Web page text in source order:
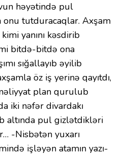
həyətində pul
onu tutduracaqlar. Axşam
yanını kəsdirib
bitdə-bitdə ona
sığallayıb əyilib
öz iş yerinə qayıtdı,
plan qurulub
iki nəfər divardakı
altında pul gizlətdikləri
-Nisbətən yuxarı
işləyən atamın yazı-